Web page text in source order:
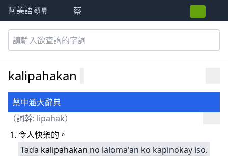
阿美語萌典 蔡
kalipahakan
蔡中涵大辭典
（詞幹: lipahak）
令人快樂的。
Tada kalipahakan no laloma'an ko kapinokay iso.